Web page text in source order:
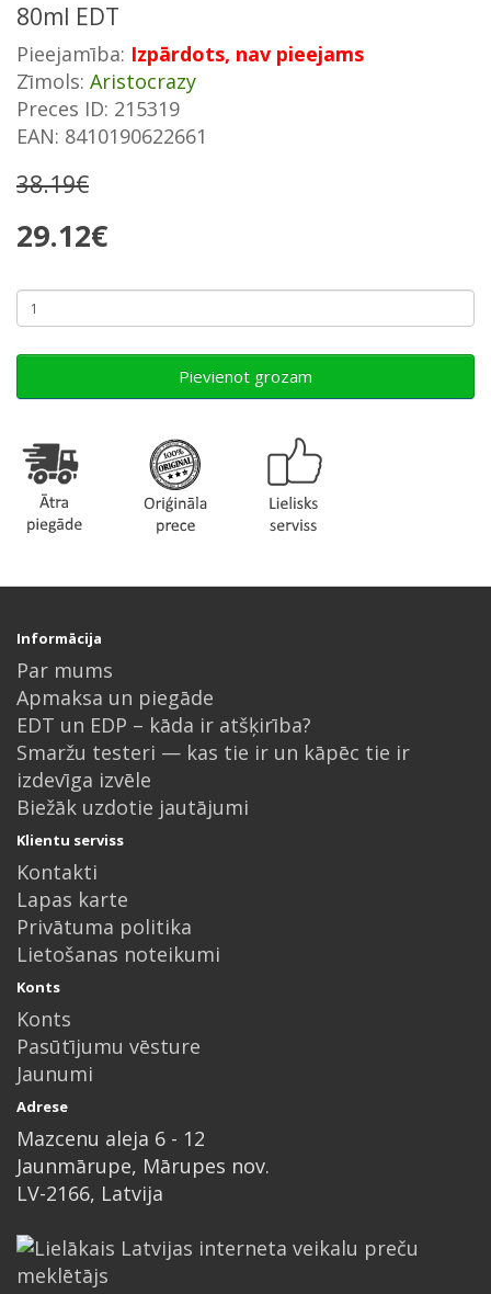
80ml EDT
Pieejamība: Izpārdots, nav pieejams
Zīmols: Aristocrazy
Preces ID: 215319
EAN: 8410190622661
38.19€
29.12€
Pievienot grozam
Informācija
Par mums
Apmaksa un piegāde
EDT un EDP – kāda ir atšķirība?
Smaržu testeri — kas tie ir un kāpēc tie ir
izdevīga izvēle
Biežāk uzdotie jautājumi
Klientu serviss
Kontakti
Lapas karte
Privātuma politika
Lietošanas noteikumi
Konts
Konts
Pasūtījumu vēsture
Jaunumi
Adrese
Mazcenu aleja 6 - 12
Jaunmārupe, Mārupes nov.
LV-2166, Latvija